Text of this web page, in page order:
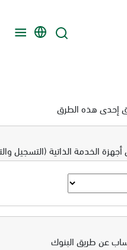
إحدى هذه الطرق
الخدمة الذاتية (التسجيل
عن طريق البنوك